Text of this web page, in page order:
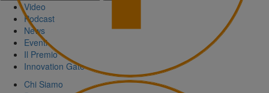
Video
Podcast
News
Eventi
Il Premio
Innovation Gate
Chi Siamo